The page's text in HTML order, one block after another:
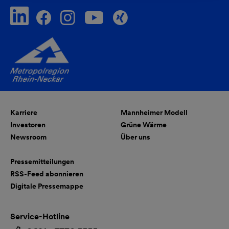
Karriere
Investoren
Newsroom
Mannheimer Modell
Grüne Wärme
Über uns
Pressemitteilungen
RSS-Feed abonnieren
Digitale Pressemappe
Service-Hotline